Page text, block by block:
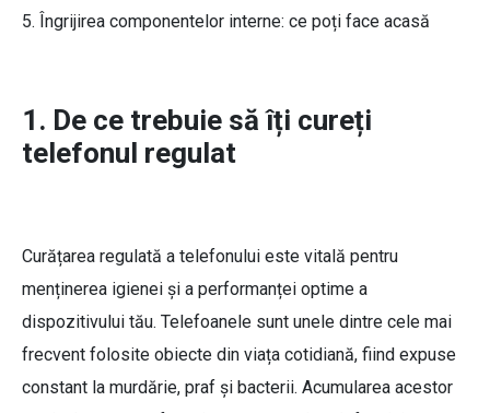
5. Îngrijirea componentelor interne: ce poți face acasă
1. De ce trebuie să îți cureți
telefonul regulat
Curățarea regulată a telefonului este vitală pentru
menținerea igienei și a performanței optime a
dispozitivului tău. Telefoanele sunt unele dintre cele mai
frecvent folosite obiecte din viața cotidiană, fiind expuse
constant la murdărie, praf și bacterii. Acumularea acestor